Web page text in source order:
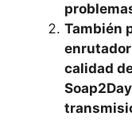
También
calidad